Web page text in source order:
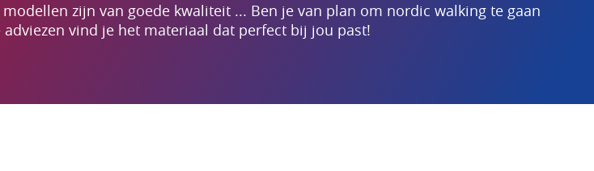
zijn van goede kwaliteit ... Ben je van plan om nordic walking te gaan
vind je het materiaal dat perfect bij jou past!